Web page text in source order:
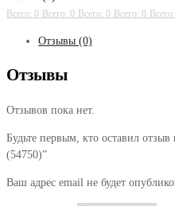
Всего: 0 Всего: 0 Всего: 0 Всего: 0
Отзывы (0)
Отзывы
Отзывов пока нет.
Будьте первым, кто оставил
(54750)”
Ваш адрес email не будет